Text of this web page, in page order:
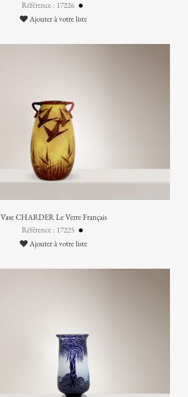
Référence : 17226
Ajouter à votre liste
Vase CHARDER Le Verre Français
Référence : 17225
Ajouter à votre liste